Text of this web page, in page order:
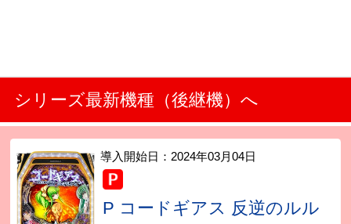
シリーズ最新機種（後継機）へ
導入開始日： 2024年03月04日
P コードギアス 反逆のルル